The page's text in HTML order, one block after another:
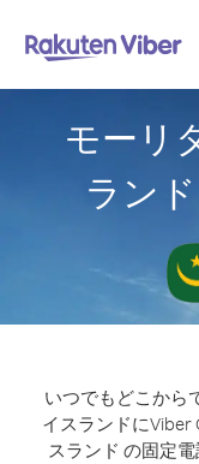
モーリ
ラン
いつでもどこから
イスランドにViber
スランド の固定